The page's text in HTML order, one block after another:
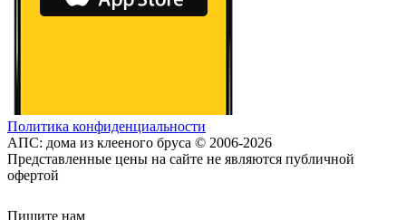
Политика конфиденциальности
АПС: дома из клееного бруса © 2006-2026
Представленные цены на сайте не являются публичной
офертой
Пишите нам